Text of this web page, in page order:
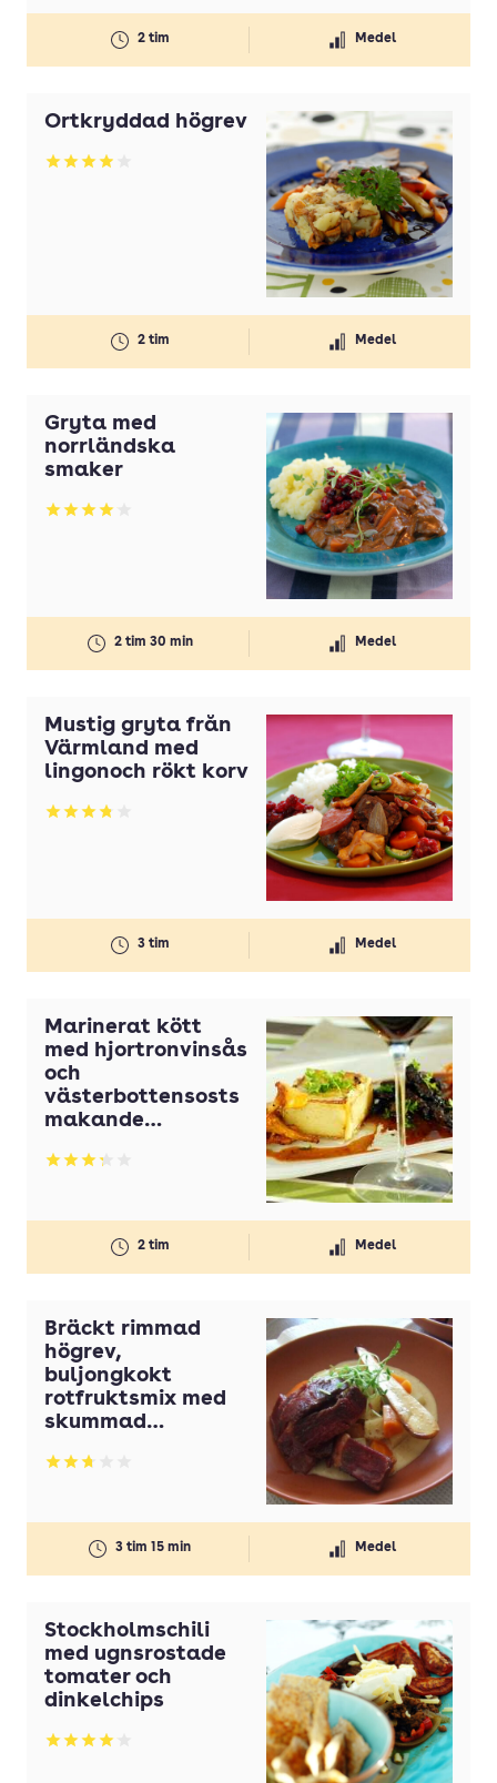
2 tim Medel
Örtkryddad högrev
Betyg: 3.93 av 5
2 tim Medel
Gryta med
norrländska
smaker
Betyg: 4.06 av 5
2 tim 30 min Medel
Mustig gryta från
Värmland med
lingonoch rökt korv
Betyg: 3.8 av 5
3 tim Medel
Marinerat kött
med hjortronvinsås
och
västerbottensosts
makande
er
Betyg: 3.29 av 5
2 tim Medel
Bräckt rimmad
högrev,
buljongkokt
rotfruktsmix med
skummad
Betyg: 2.75 av 5
3 tim 15 min Medel
Stockholmschili
med ugnsrostade
tomater och
dinkelchips
Betyg: 4.08 av 5